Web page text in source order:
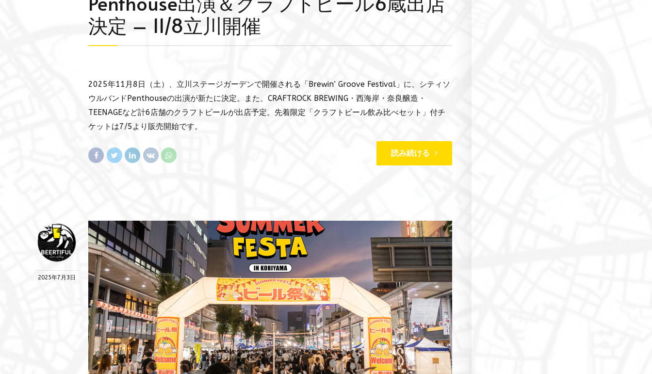
決定 – 11/8立川開催
2025年11月8日（土）、立川ステージガーデンで開催される「Brewin’ Groove Festival」に、シティソ
ウルバンドPenthouseの出演が新たに決定。また、CRAFTROCK BREWING・西海岸・奈良醸造・
TEENAGEなど計6店舗のクラフトビールが出店予定。先着限定「クラフトビール飲み比べセット」付チ
ケットは7/5より販売開始です。
読み続ける
2025年7月3日